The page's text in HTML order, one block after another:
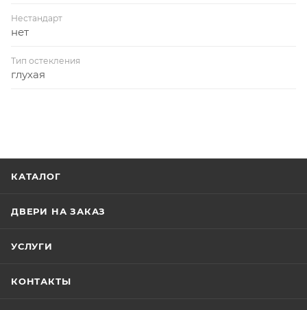
Нестандарт
нет
Тип остекления
глухая
КАТАЛОГ
ДВЕРИ НА ЗАКАЗ
УСЛУГИ
КОНТАКТЫ